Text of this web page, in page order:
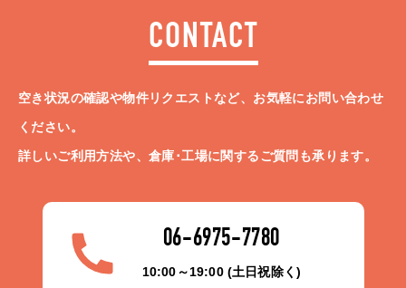
CONTACT
空き状況の確認や物件リクエストなど、お気軽にお問い合わせ
ください。
詳しいご利用方法や、倉庫･工場に関するご質問も承ります。
06-6975-7780
10:00～19:00 (土日祝除く)